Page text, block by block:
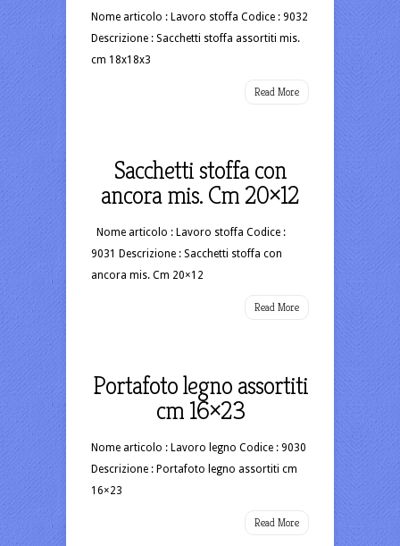
Nome articolo : Lavoro stoffa Codice : 9032
Descrizione : Sacchetti stoffa assortiti mis.
cm 18x18x3
Read More
Sacchetti stoffa con
ancora mis. Cm 20×12
Nome articolo : Lavoro stoffa Codice :
9031 Descrizione : Sacchetti stoffa con
ancora mis. Cm 20×12
Read More
Portafoto legno assortiti
cm 16×23
Nome articolo : Lavoro legno Codice : 9030
Descrizione : Portafoto legno assortiti cm
16×23
Read More